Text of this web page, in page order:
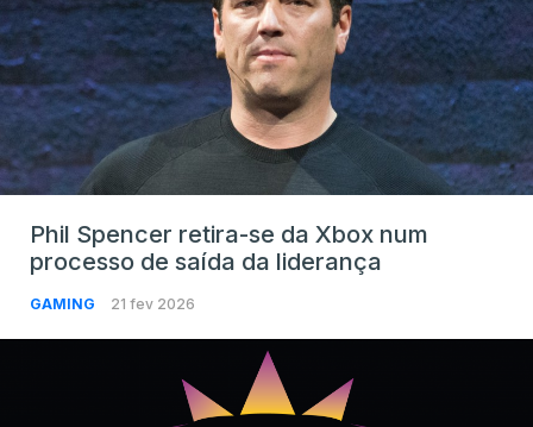
Phil Spencer retira-se da Xbox num
processo de saída da liderança
GAMING 21 fev 2026